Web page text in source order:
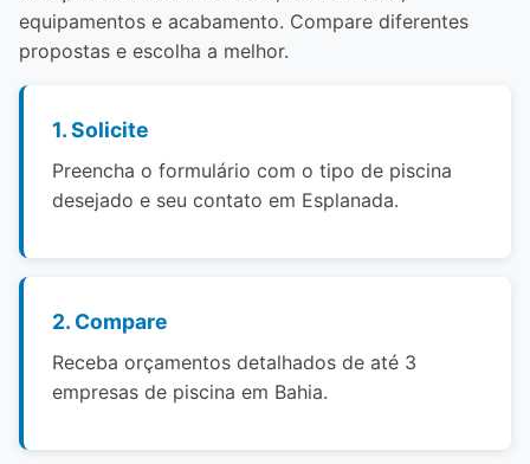
equipamentos e acabamento. Compare diferentes
propostas e escolha a melhor.
1. Solicite
Preencha o formulário com o tipo de piscina
desejado e seu contato em Esplanada.
2. Compare
Receba orçamentos detalhados de até 3
empresas de piscina em Bahia.